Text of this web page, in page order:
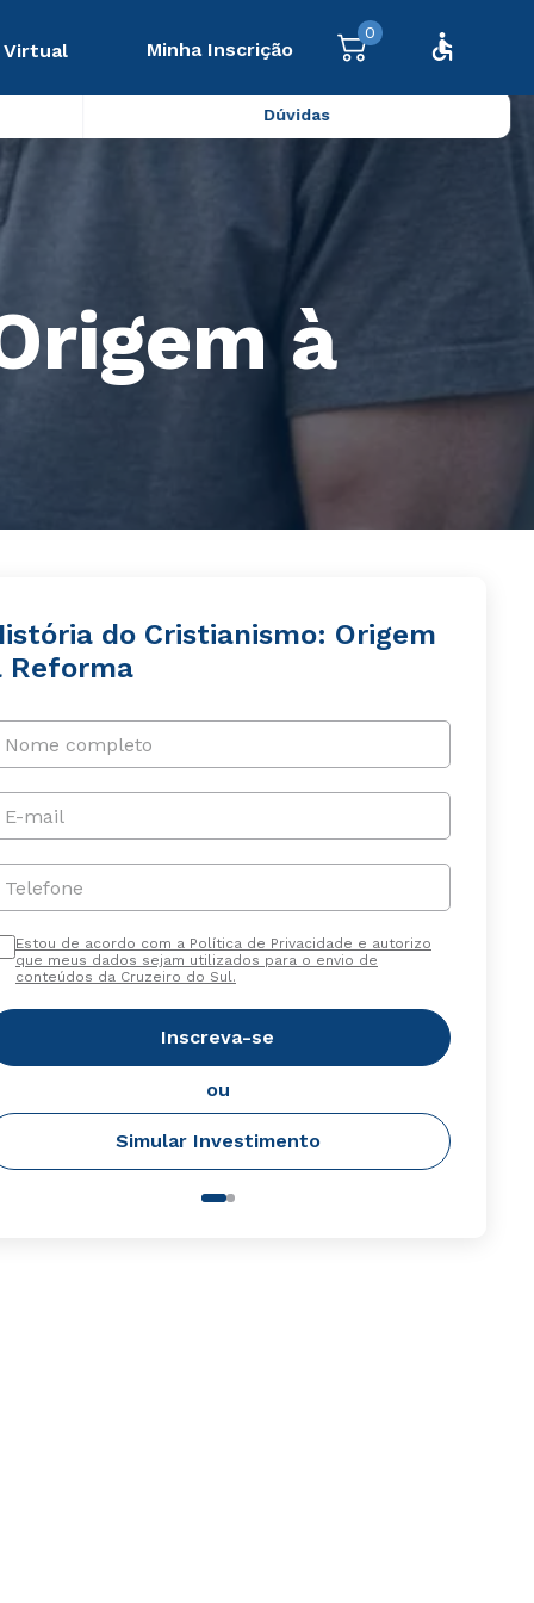
Virtual Minha Inscrição
0
Dúvidas
à
do Cristianismo: Origem
Reforma
Nome completo
E-mail
Telefone
Estou de acordo com a Política de Privacidade e autorizo
que meus dados sejam utilizados para o envio de
conteúdos da Cruzeiro do Sul.
Inscreva-se
ou
Simular Investimento